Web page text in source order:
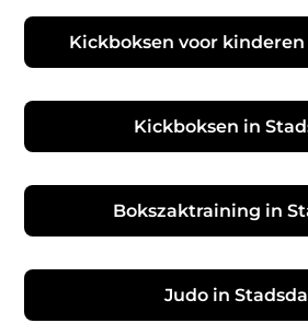
Kickboksen voor
Kickboksen in
Bokszaktraining in
Judo in